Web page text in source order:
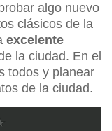
algo nuevo
clásicos de la
excelente
la ciudad. En el
todos y planear
de la ciudad.